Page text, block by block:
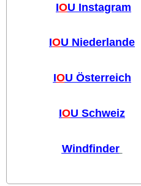
IOU Instagram
IOU Niederlande
IOU Österreich
IOU Schweiz
Windfinder